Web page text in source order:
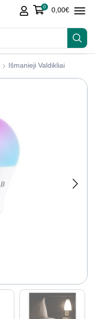
0 0,00€
Išmanieji Valdikliai